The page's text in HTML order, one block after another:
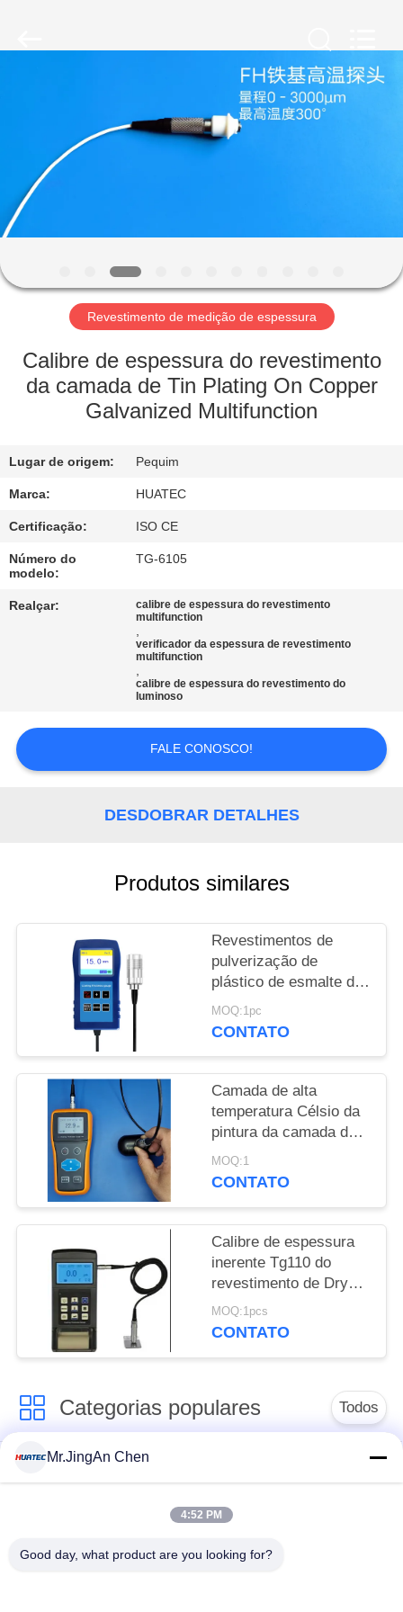
PRODUTOS
SOBRE
NÓS
EXCURSÃO
FÁBRICA
CONTROLE
QUALIDADE
CONTACTE-
NOS
PEÇA
MAPA
DO
All
Revestimento de medição de espessura
Calibre de espessura do revestimento
da camada de Tin Plating On Copper
Galvanized Multifunction
Lugar de origem: Pequim
Marca: HUATEC
Certificação: ISO CE
Número do
modelo:
TG-6105
Realçar:
calibre de espessura do revestimento
multifunction
,
verificador da espessura de revestimento
multifunction
,
calibre de espessura do revestimento do
luminoso
FALE CONOSCO!
DESDOBRAR DETALHES
Produtos similares
Revestimentos de
pulverização de
plástico de esmalte de
13 mm Anti-corrosião
Revestimento ignífugo
MOQ:1pc
CONTATO
Camada de alta
temperatura Célsio da
pintura da camada do
pulverizador do calibre
de espessura de uma
MOQ:1
CONTATO
Calibre de espessura
inerente Tg110 do
revestimento de Dry
Film Paint Elcometer
da impressora
MOQ:1pcs
CONTATO
Categorias populares Todos
Ultrasonic detector
medição de
espessura
Revestimento de
Mr.JingAn Chen
4:52 PM
Good day, what product are you looking for?